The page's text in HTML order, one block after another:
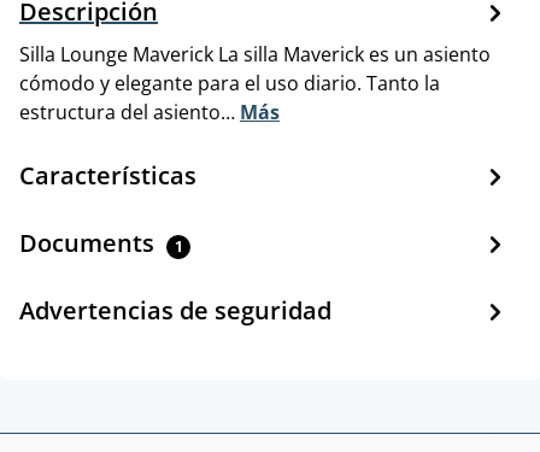
Descripción
Silla Lounge Maverick La silla Maverick es un asiento
cómodo y elegante para el uso diario. Tanto la
estructura del asiento… Más
Características
Documents 1
Advertencias de seguridad